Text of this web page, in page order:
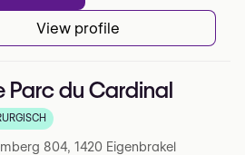
View profile
Parc du Cardinal
5 sur Google
804, 1420 Eigenbrakel